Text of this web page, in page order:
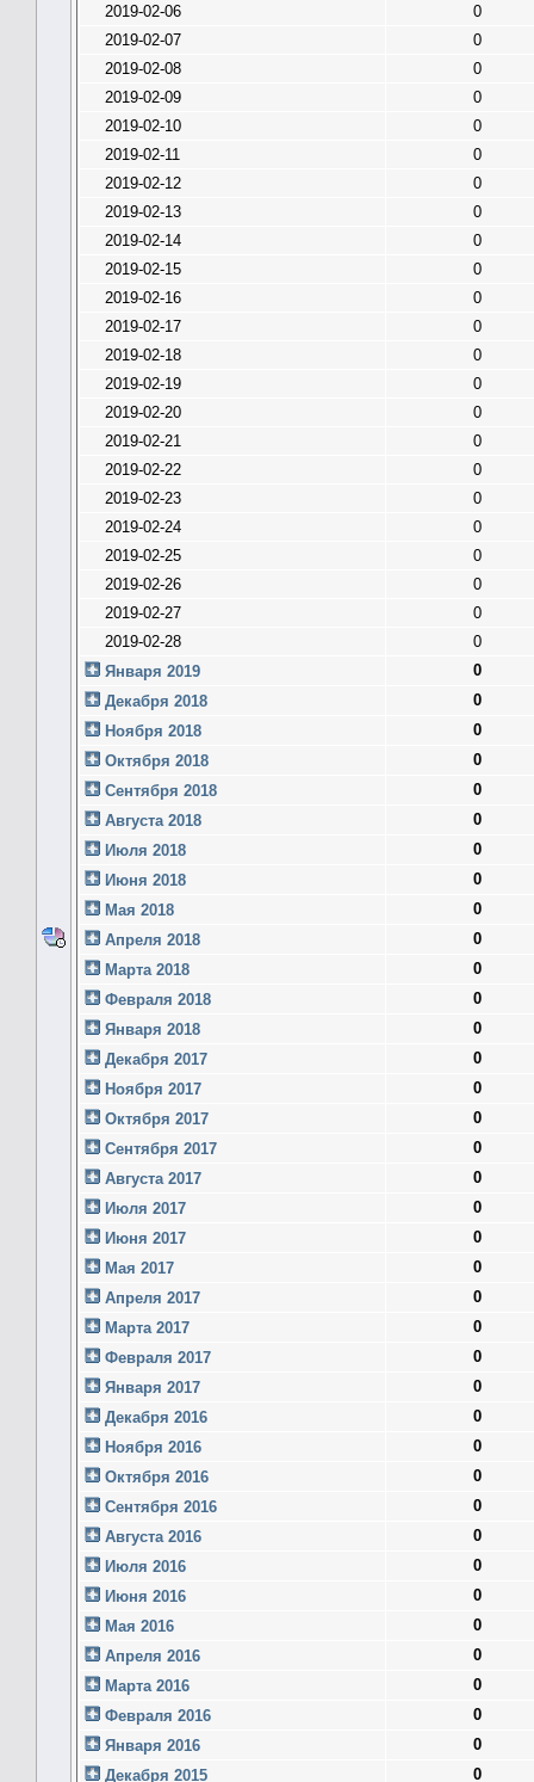
2019-02-06
0
2019-02-07
0
2019-02-08
0
2019-02-09
0
2019-02-10
0
2019-02-11
0
2019-02-12
0
2019-02-13
0
2019-02-14
0
2019-02-15
0
2019-02-16
0
2019-02-17
0
2019-02-18
0
2019-02-19
0
2019-02-20
0
2019-02-21
0
2019-02-22
0
2019-02-23
0
2019-02-24
0
2019-02-25
0
2019-02-26
0
2019-02-27
0
2019-02-28
0
Января 2019
0
Декабря 2018
0
Ноября 2018
0
Октября 2018
0
Сентября 2018
0
Августа 2018
0
Июля 2018
0
Июня 2018
0
Мая 2018
0
Апреля 2018
0
Марта 2018
0
Февраля 2018
0
Января 2018
0
Декабря 2017
0
Ноября 2017
0
Октября 2017
0
Сентября 2017
0
Августа 2017
0
Июля 2017
0
Июня 2017
0
Мая 2017
0
Апреля 2017
0
Марта 2017
0
Февраля 2017
0
Января 2017
0
Декабря 2016
0
Ноября 2016
0
Октября 2016
0
Сентября 2016
0
Августа 2016
0
Июля 2016
0
Июня 2016
0
Мая 2016
0
Апреля 2016
0
Марта 2016
0
Февраля 2016
0
Января 2016
0
Декабря 2015
0